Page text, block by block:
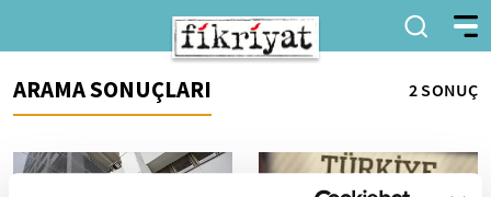
ARAMA SONUÇLARI 2 SONUÇ